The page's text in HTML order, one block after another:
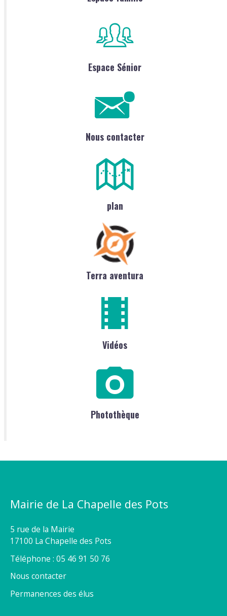
Espace Sénior
Nous contacter
plan
Terra aventura
Vidéos
Photothèque
Mairie de La Chapelle des Pots
5 rue de la Mairie
17100 La Chapelle des Pots
Téléphone : 05 46 91 50 76
Nous contacter
Permanences des élus